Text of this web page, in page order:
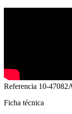
Referencia 10-
Ficha técnica